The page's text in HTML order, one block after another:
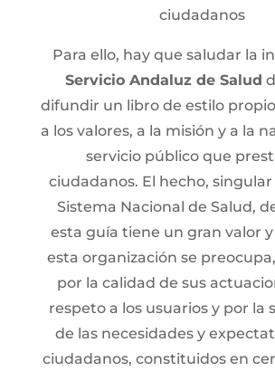
ciudadanos
Para ello, hay que saludar la
Servicio Andaluz de Salud
difundir un libro de estilo
a los valores, a la misión y a la
servicio público que
ciudadanos. El hecho,
Sistema Nacional de Salud,
esta guía tiene un gran valor
esta organización se
por la calidad de sus
respeto a los usuarios y por la
de las necesidades y
ciudadanos, constituidos en